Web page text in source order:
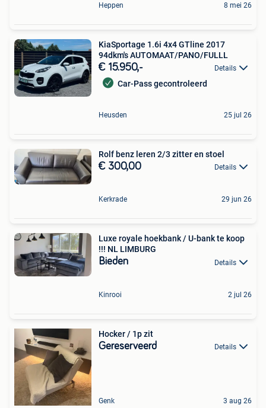
Heppen 8 mei 26
KiaSportage 1.6i 4x4 GTline 2017
94dkm's AUTOMAAT/PANO/FULLL
€ 15.950,- Details
Car-Pass gecontroleerd
Heusden 25 jul 26
Rolf benz leren 2/3 zitter en stoel
€ 300,00 Details
Kerkrade 29 jun 26
Luxe royale hoekbank / U-bank te koop
!!! NL LIMBURG
Bieden Details
Kinrooi 2 jul 26
Hocker / 1p zit
Gereserveerd Details
Genk 3 aug 26